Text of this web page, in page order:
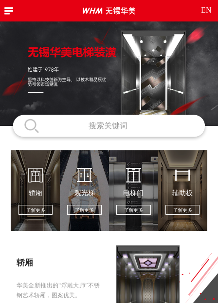
EN
轿厢
了解更多
观光梯
了解更多
电梯门
了解更多
辅助板
了解更多
轿厢
华美全新推出的“浮雕大师”不锈
钢艺术轿厢，图案优美。